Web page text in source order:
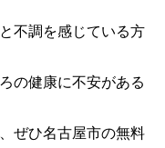
不調を感じている方
の健康に不安がある
ぜひ名古屋市の無料